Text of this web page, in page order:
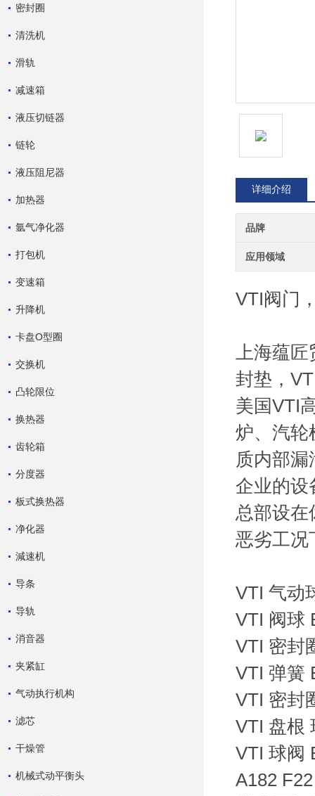
密封圈
清洗机
滑轨
减速箱
液压切链器
链轮
液压阻尼器
加热器
氩气净化器
打包机
变速箱
升降机
卡盘O型圈
交换机
凸轮限位
换热器
齿轮箱
分度器
板式换热器
净化器
減速机
导条
导轨
消音器
夹紧缸
气动执行机构
滤芯
干燥管
机械式动平衡头
详细介绍
品牌
应用领域
VTI阀门
上海蕴
封垫，
美国VTI
炉、汽轮
质内部
企业的设
总部设在
恶劣工况
VTI 气动
VTI 阀
VTI 密封
VTI 弹簧
VTI 密封
VTI 盘根
VTI 球阀
A182